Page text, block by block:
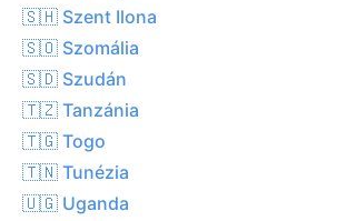
🇸🇭 Szent Ilona
🇸🇴 Szomália
🇸🇩 Szudán
🇹🇿 Tanzánia
🇹🇬 Togo
🇹🇳 Tunézia
🇺🇬 Uganda